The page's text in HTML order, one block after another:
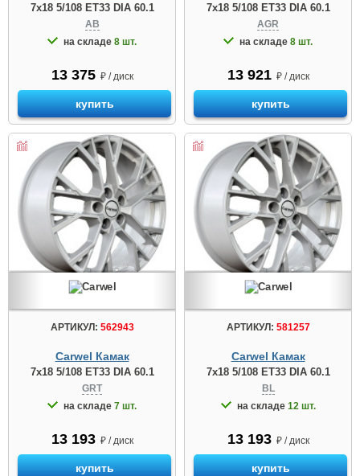
7x18 5/108 ET33 DIA 60.1
AB
на складе 8 шт.
13 375 ₽ / диск
купить
7x18 5/108 ET33 DIA 60.1
AGR
на складе 8 шт.
13 921 ₽ / диск
купить
АРТИКУЛ: 562943
Carwel Камак
7x18 5/108 ET33 DIA 60.1
GRT
на складе 7 шт.
13 193 ₽ / диск
купить
АРТИКУЛ: 581257
Carwel Камак
7x18 5/108 ET33 DIA 60.1
BL
на складе 12 шт.
13 193 ₽ / диск
купить